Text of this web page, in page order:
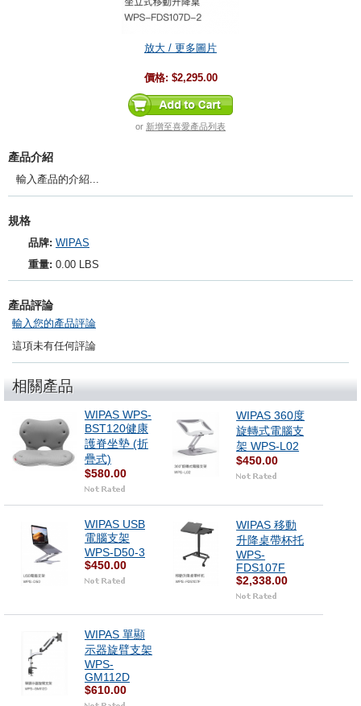
放大 / 更多圖片
價格: $2,295.00
or 新增至喜愛產品列表
產品介紹
輸入產品的介紹...
規格
品牌: WIPAS
重量: 0.00 LBS
產品評論
輸入您的產品評論
這項未有任何評論
相關產品
WIPAS WPS-
BST120健康
護脊坐墊 (折
疊式)
$580.00
WIPAS 360度
旋轉式電腦支
架 WPS-L02
$450.00
WIPAS USB
電腦支架
WPS-D50-3
$450.00
WIPAS 移動
升降桌帶杯托
WPS-
FDS107F
$2,338.00
WIPAS 單顯
示器旋臂支架
WPS-
GM112D
$610.00